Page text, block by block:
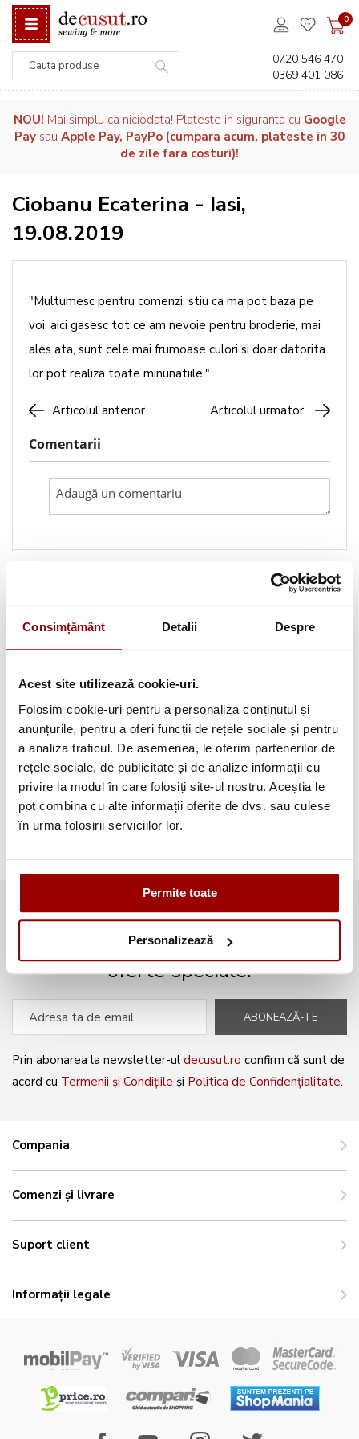
Consimțământ Detalii Despre
Acest site utilizează cookie-uri.
Folosim cookie-uri pentru a personaliza conținutul și
anunțurile, pentru a oferi funcții de rețele sociale și pentru
a analiza traficul. De asemenea, le oferim partenerilor de
rețele sociale, de publicitate și de analize informații cu
privire la modul în care folosiți site-ul nostru. Aceștia le
pot combina cu alte informații oferite de dvs. sau culese
în urma folosirii serviciilor lor.
Permite toate
Personalizează
0
0720 546 470
0369 401 086
NOU! Mai simplu ca niciodata! Plateste in siguranta cu Google
Pay sau Apple Pay, PayPo (cumpara acum, plateste in 30
de zile fara costuri)!
Ciobanu Ecaterina - Iasi,
19.08.2019
"Multumesc pentru comenzi, stiu ca ma pot baza pe
voi, aici gasesc tot ce am nevoie pentru broderie, mai
ales ata, sunt cele mai frumoase culori si doar datorita
lor pot realiza toate minunatiile."
Articolul anterior Articolul urmator
Comentarii
Categorii
Testimoniale(1493)
Aplicatii textile (123)
Evenimente (66)
Broderii gratuite (103)
Abonează-te la newsletter și fii
mereu la curent cu noile produse și
oferte speciale!
ABONEAZĂ-TE
Prin abonarea la newsletter-ul decusut.ro confirm că sunt de
acord cu Termenii și Condițiile și Politica de Confidențialitate.
Compania
Comenzi și livrare
Suport client
Informații legale